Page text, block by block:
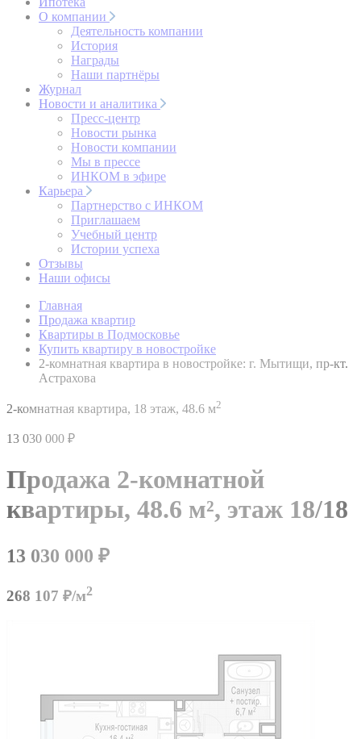
О компании
Деятельность компании
История
Награды
Наши партнёры
Журнал
Новости и аналитика
Пресс-центр
Новости рынка
Новости компании
Мы в прессе
ИНКОМ в эфире
Карьера
Партнерство с ИНКОМ
Приглашаем
Учебный центр
Истории успеха
Отзывы
Наши офисы
Главная
Продажа квартир
Квартиры в Подмосковье
Купить квартиру в новостройке
2-комнатная квартира в новостройке: г. Мытищи, пр-кт.
Астрахова
2-комнатная квартира, 18 этаж, 48.6 м2
13 030 000 ₽
Продажа 2-комнатной
квартиры, 48.6 м², этаж 18/18
13 030 000 ₽
268 107 ₽/м2